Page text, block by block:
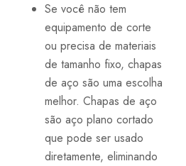
Se você não tem
equipamento de corte
ou precisa de materiais
de tamanho fixo, chapas
de aço são uma escolha
melhor. Chapas de aço
são aço plano cortado
que pode ser usado
diretamente, eliminando